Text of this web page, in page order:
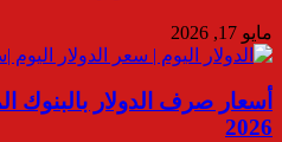
مايو 17, 2026
2026